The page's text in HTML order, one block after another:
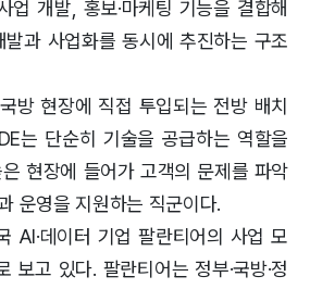
업 개발, 홍보·마케팅 기능을 결합해
과 사업화를 동시에 추진하는 구조
방 현장에 직접 투입되는 전방 배치
는 단순히 기술을 공급하는 역할을
현장에 들어가 고객의 문제를 파악
운영을 지원하는 직군이다.
AI·데이터 기업 팔란티어의 사업 모
보고 있다. 팔란티어는 정부·국방·정